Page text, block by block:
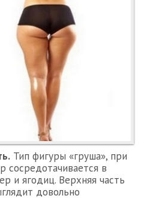
Тип фигуры «груша», при
сосредотачивается в
и ягодиц. Верхняя часть
довольно